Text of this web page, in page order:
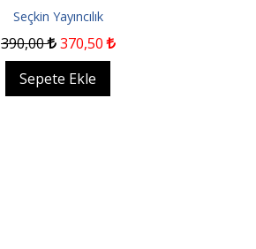
Seçkin Yayıncılık
390,00 370,50
Sepete Ekle